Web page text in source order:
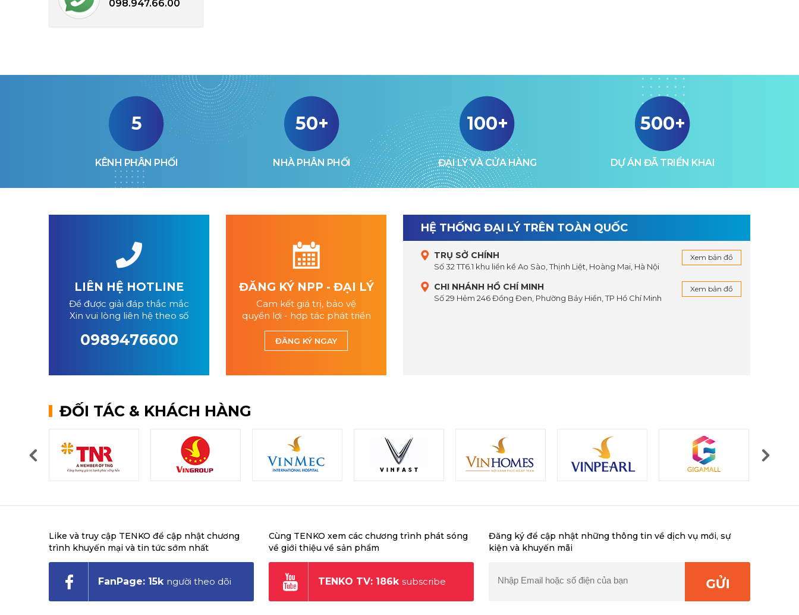
098.947.66.00
5
KÊNH PHÂN PHỐI
50+
NHÀ PHÂN PHỐI
100+
ĐẠI LÝ VÀ CỬA HÀNG
500+
DỰ ÁN ĐÃ TRIỂN KHAI
LIÊN HỆ HOTLINE
Để được giải đáp thắc mắc
Xin vui lòng liên hệ theo số
0989476600
ĐĂNG KÝ NPP - ĐẠI LÝ
Cam kết giá trị, bảo vệ
quyền lợi - hợp tác phát triển
ĐĂNG KÝ NGAY
HỆ THỐNG ĐẠI LÝ TRÊN TOÀN QUỐC
Xem bản đồ
TRỤ SỞ CHÍNH
Số 32 TT6.1 khu liền kề Ao Sào, Thịnh Liệt, Hoàng Mai, Hà Nội
Xem bản đồ
CHI NHÁNH HỒ CHÍ MINH
Số 29 Hẻm 246 Đồng Đen, Phường Bảy Hiền, TP Hồ Chí Minh
ĐỐI TÁC & KHÁCH HÀNG
Like và truy cập TENKO để cập nhật chương
trình khuyến mại và tin tức sớm nhất
FanPage: 15k người theo dõi
Cùng TENKO xem các chương trình phát sóng
về giới thiệu về sản phẩm
TENKO TV: 186k subscribe
Đăng ký để cập nhật những thông tin về dịch vụ mới, sự
kiện và khuyến mãi